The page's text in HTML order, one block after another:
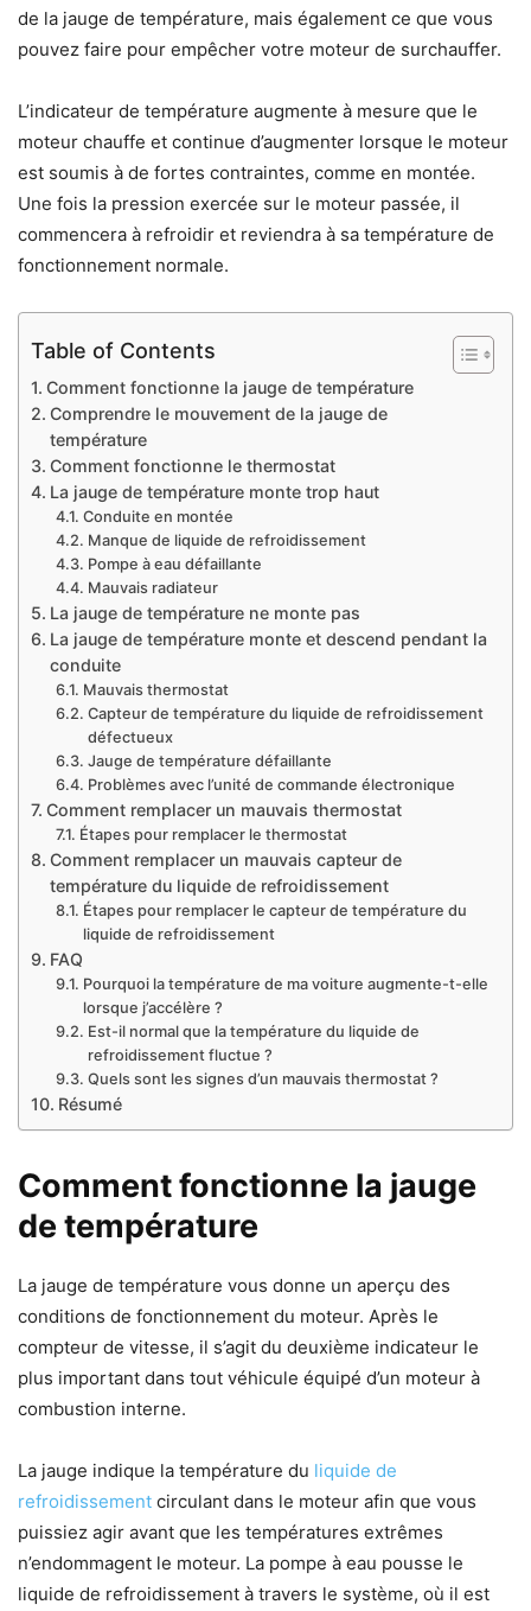
de la jauge de température, mais également ce que vous
pouvez faire pour empêcher votre moteur de surchauffer.
L’indicateur de température augmente à mesure que le
moteur chauffe et continue d’augmenter lorsque le moteur
est soumis à de fortes contraintes, comme en montée.
Une fois la pression exercée sur le moteur passée, il
commencera à refroidir et reviendra à sa température de
fonctionnement normale.
Table of Contents
Comment fonctionne la jauge de température
Comprendre le mouvement de la jauge de
température
Comment fonctionne le thermostat
La jauge de température monte trop haut
Conduite en montée
Manque de liquide de refroidissement
Pompe à eau défaillante
Mauvais radiateur
La jauge de température ne monte pas
La jauge de température monte et descend pendant la
conduite
Mauvais thermostat
Capteur de température du liquide de refroidissement
défectueux
Jauge de température défaillante
Problèmes avec l’unité de commande électronique
Comment remplacer un mauvais thermostat
Étapes pour remplacer le thermostat
Comment remplacer un mauvais capteur de
température du liquide de refroidissement
Étapes pour remplacer le capteur de température du
liquide de refroidissement
FAQ
Pourquoi la température de ma voiture augmente-t-elle
lorsque j’accélère ?
Est-il normal que la température du liquide de
refroidissement fluctue ?
Quels sont les signes d’un mauvais thermostat ?
Résumé
Comment fonctionne la jauge
de température
La jauge de température vous donne un aperçu des
conditions de fonctionnement du moteur. Après le
compteur de vitesse, il s’agit du deuxième indicateur le
plus important dans tout véhicule équipé d’un moteur à
combustion interne.
La jauge indique la température du liquide de
refroidissement circulant dans le moteur afin que vous
puissiez agir avant que les températures extrêmes
n’endommagent le moteur. La pompe à eau pousse le
liquide de refroidissement à travers le système, où il est